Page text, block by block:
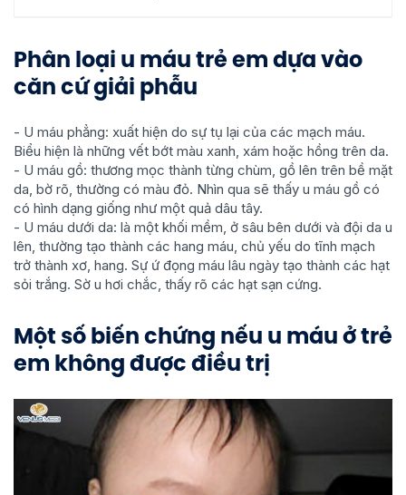
Phân loại u máu trẻ em dựa vào
căn cứ giải phẫu
- U máu phẳng: xuất hiện do sự tụ lại của các mạch máu.
Biểu hiện là những vết bớt màu xanh, xám hoặc hồng trên da.
- U máu gồ: thương mọc thành từng chùm, gồ lên trên bề mặt
da, bờ rõ, thường có màu đỏ. Nhìn qua sẽ thấy u máu gồ có
có hình dạng giống như một quả dâu tây.
- U máu dưới da: là một khối mềm, ở sâu bên dưới và đội da u
lên, thường tạo thành các hang máu, chủ yếu do tĩnh mạch
trở thành xơ, hang. Sự ứ đọng máu lâu ngày tạo thành các hạt
sỏi trắng. Sờ u hơi chắc, thấy rõ các hạt sạn cứng.
Một số biến chứng nếu u máu ở trẻ
em không được điều trị